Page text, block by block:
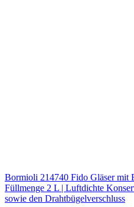
Bormioli 214740 Fido Gläser mit
Füllmenge 2 L | Luftdichte
sowie den Drahtbügelverschluss